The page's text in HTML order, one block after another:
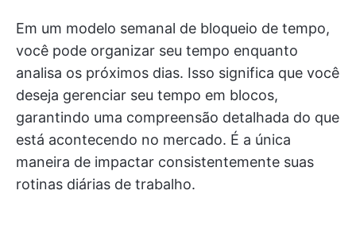
Em um modelo semanal de bloqueio de tempo,
você pode organizar seu tempo enquanto
analisa os próximos dias. Isso significa que você
deseja gerenciar seu tempo em blocos,
garantindo uma compreensão detalhada do que
está acontecendo no mercado. É a única
maneira de impactar consistentemente suas
rotinas diárias de trabalho.